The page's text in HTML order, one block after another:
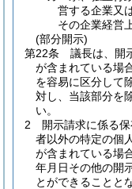
営する企業又
その企業経営
(部分開示)
第22条
議長は、開
が含まれている場
を容易に区分して
対し、当該部分を
い。
2
開示請求に係る
者以外の特定の個
が含まれている場
年月日その他の開
とができることと